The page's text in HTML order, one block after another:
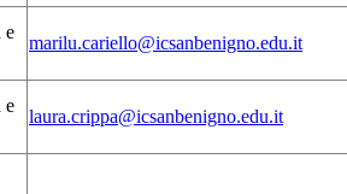
e
marilu.cariello@icsanbenigno.edu.it
e
laura.crippa@icsanbenigno.edu.it